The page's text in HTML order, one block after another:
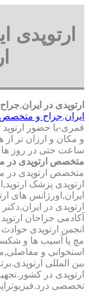
ارتوپدی در ایران,
ایران,جراح و متخصص
قمری-با حضور
ساعت حتی در روز
متخصص ارتوپدی در
متخصص ارتوپدی در
ارتوپدی پزشک
ایران,اورژانس های
ارتوپدی در
آکادمی جراحان
انجمن ارتوپدی
مچ پا آسیب ها و
استخوانی و
بین المللی
‏ارتوپدی ‏در
تخصصی